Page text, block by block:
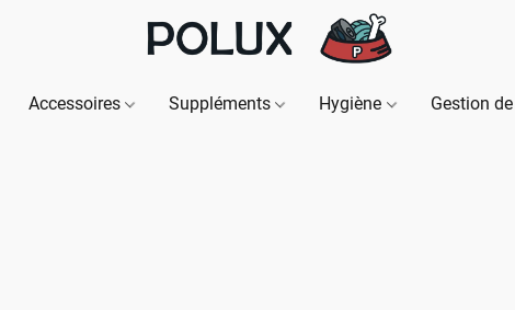
Accessoires Suppléments Hygiène Gestion